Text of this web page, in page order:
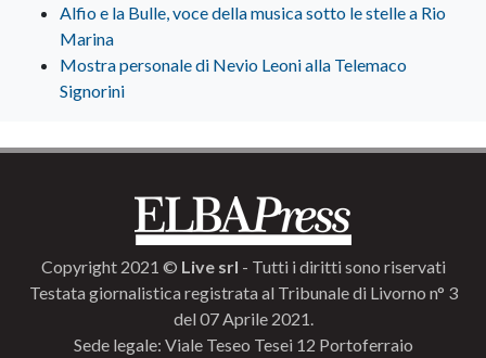
Alfio e la Bulle, voce della musica sotto le stelle a Rio
Marina
Mostra personale di Nevio Leoni alla Telemaco
Signorini
Copyright 2021 © Live srl - Tutti i diritti sono riservati
Testata giornalistica registrata al Tribunale di Livorno n° 3
del 07 Aprile 2021.
Sede legale: Viale Teseo Tesei 12 Portoferraio